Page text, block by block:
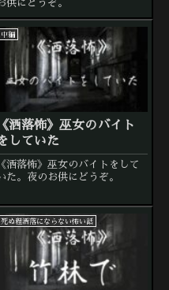
供にどうぞ。
中編
《洒落怖》巫女のバイト
していた
《洒落怖》巫女のバイトをして
た。夜のお供にどうぞ。
死ぬ程洒落にならない怖い話